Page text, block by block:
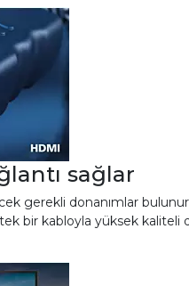
sağlar
gerekli donanımlar
bir kabloyla yüksek kaliteli